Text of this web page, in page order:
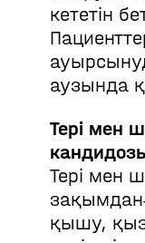
кететін
аузында
Тері мен
Тері мен
қышу,